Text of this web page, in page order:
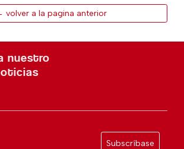
volver a la pagina anterior
nuestro
Subscríbase